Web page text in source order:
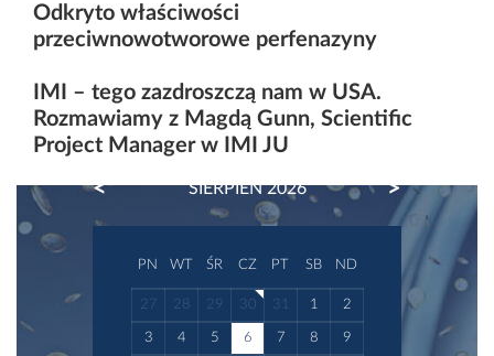
Odkryto właściwości
przeciwnowotworowe perfenazyny
IMI – tego zazdroszczą nam w USA.
Rozmawiamy z Magdą Gunn, Scientific
Project Manager w IMI JU
SIERPIEŃ 2026
PREVIOUS NEXT
PN WT ŚR CZ PT SB ND
27 28 29 30 31 1 2
3 4 5 6 7 8 9